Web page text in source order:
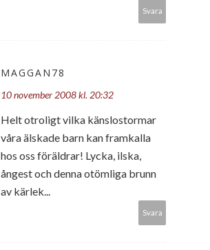
Svara
MAGGAN78
10 november 2008 kl. 20:32
Helt otroligt vilka känslostormar
våra älskade barn kan framkalla
hos oss föräldrar! Lycka, ilska,
ångest och denna otömliga brunn
av kärlek...
Svara